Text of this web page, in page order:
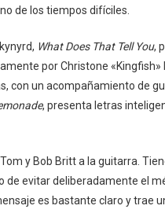
de los tiempos difíciles.
What Does That Tell You,
por Christone
con un acompañamiento de
, presenta letras
y Bob Britt a la guitarra.
de evitar deliberadamente el
es bastante claro y trae